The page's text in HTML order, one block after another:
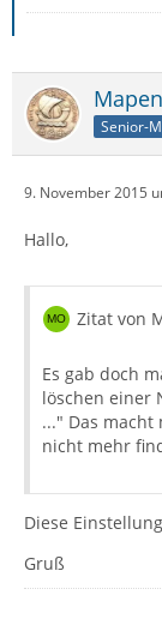
Senior-
9. November 2015
Hallo,
Zitat von
Es gab doch
löschen einer
..." Das macht
nicht mehr
Diese
Gruß